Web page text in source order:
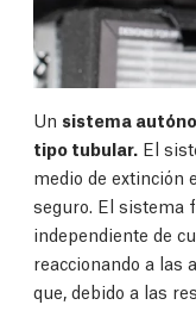
Un sistema
tipo tubular. El
medio de extinción
seguro. El sistema
independiente de
reaccionando a las
que, debido a las